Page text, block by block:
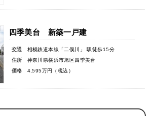
四季美台 新築一戸建
交通
相模鉄道本線「二俣川」 駅徒歩15分
住所
神奈川県横浜市旭区四季美台
価格
4,595万円（税込）